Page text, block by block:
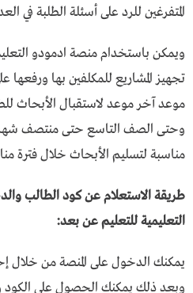
المتفرغين للرد على أسئلة الطلبة في
ويمكن باستخدام منصة ادمودو
تجهيز المشاريع للمكلفين بها ورفعها
موعد آخر موعد لاستقبال الأبحاث
وحتى الصف التاسع حتى منتصف
مناسبة لتسليم الأبحاث خلال فترة
طريقة الاستعلام عن كود الطالب
التعليمية للتعليم عن بعد:
يمكنك الدخول على المنصة من خلال
وبعد ذلك يمكنك الحصول على الكود